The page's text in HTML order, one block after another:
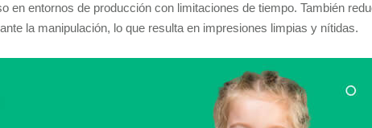
en entornos de producción con limitaciones de tiempo. También
la manipulación, lo que resulta en impresiones limpias y nítidas.